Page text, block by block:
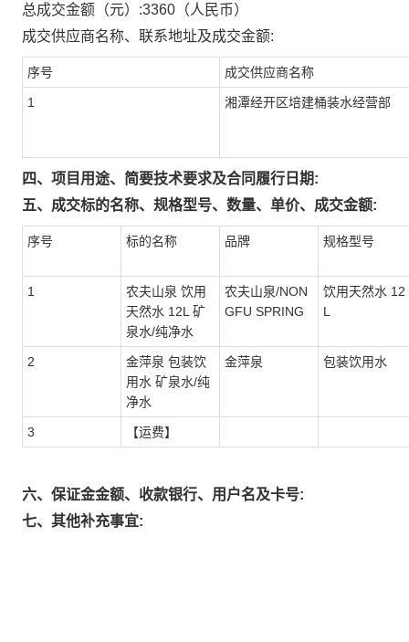
总成交金额（元）:3360 （人民币）
成交供应商名称、联系地址及成交金额:
序号 成交供应商名称
1 湘潭经开区培建桶装水经营部
四、项目用途、简要技术要求及合同履行日期:
五、成交标的名称、规格型号、数量、单价、成交金额:
序号 标的名称 品牌 规格型号
1
农夫山泉 饮用
天然水 12L 矿
泉水/纯净水
农夫山泉/NON
GFU SPRING
饮用天然水 12
L
2
金萍泉 包装饮
用水 矿泉水/纯
净水
金萍泉 包装饮用水
3 【运费】
六、保证金金额、收款银行、用户名及卡号:
七、其他补充事宜: